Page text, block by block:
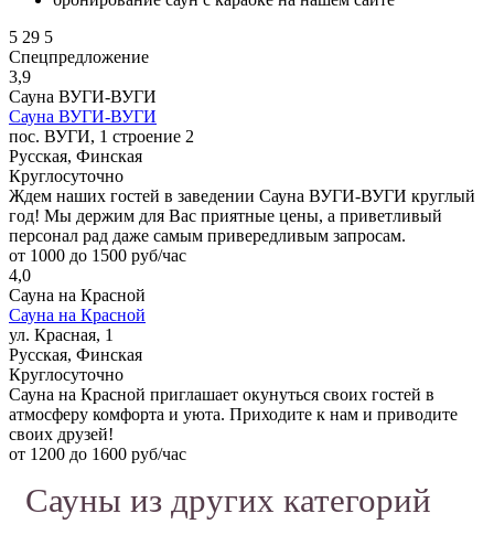
5 29 5
Спецпредложение
3,9
Сауна ВУГИ-ВУГИ
Сауна ВУГИ-ВУГИ
пос. ВУГИ, 1 строение 2
Русская, Финская
Круглосуточно
Ждем наших гостей в заведении Сауна ВУГИ-ВУГИ круглый
год! Мы держим для Вас приятные цены, а приветливый
персонал рад даже самым привередливым запросам.
от 1000 до 1500 руб/час
4,0
Сауна на Красной
Сауна на Красной
ул. Красная, 1
Русская, Финская
Круглосуточно
Сауна на Красной приглашает окунуться своих гостей в
атмосферу комфорта и уюта. Приходите к нам и приводите
своих друзей!
от 1200 до 1600 руб/час
Сауны из других категорий